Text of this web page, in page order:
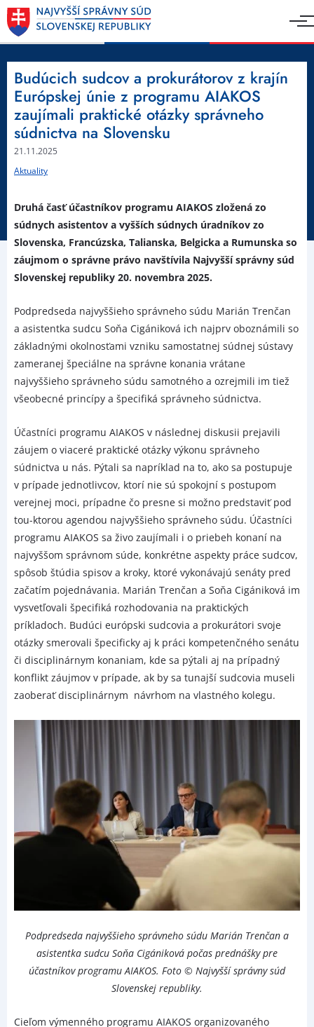
Budúcich sudcov a prokurátorov z krajín
Európskej únie z programu AIAKOS
zaujímali praktické otázky správneho
súdnictva na Slovensku
21.11.2025
Aktuality
Druhá časť účastníkov programu AIAKOS zložená zo
súdnych asistentov a vyšších súdnych úradníkov zo
Slovenska, Francúzska, Talianska, Belgicka a Rumunska so
záujmom o správne právo navštívila Najvyšší správny súd
Slovenskej republiky 20. novembra 2025.
Podpredseda najvyššieho správneho súdu Marián Trenčan
a asistentka sudcu Soňa Cigániková ich najprv oboznámili so
základnými okolnosťami vzniku samostatnej súdnej sústavy
zameranej špeciálne na správne konania vrátane
najvyššieho správneho súdu samotného a ozrejmili im tiež
všeobecné princípy a špecifiká správneho súdnictva.
Účastníci programu AIAKOS v následnej diskusii prejavili
záujem o viaceré praktické otázky výkonu správneho
súdnictva u nás. Pýtali sa napríklad na to, ako sa postupuje
v prípade jednotlivcov, ktorí nie sú spokojní s postupom
verejnej moci, prípadne čo presne si možno predstaviť pod
tou-ktorou agendou najvyššieho správneho súdu. Účastníci
programu AIAKOS sa živo zaujímali i o priebeh konaní na
najvyššom správnom súde, konkrétne aspekty práce sudcov,
spôsob štúdia spisov a kroky, ktoré vykonávajú senáty pred
začatím pojednávania. Marián Trenčan a Soňa Cigániková im
vysvetľovali špecifiká rozhodovania na praktických
príkladoch. Budúci európski sudcovia a prokurátori svoje
otázky smerovali špecificky aj k práci kompetenčného senátu
či disciplinárnym konaniam, kde sa pýtali aj na prípadný
konflikt záujmov v prípade, ak by sa tunajší sudcovia museli
zaoberať disciplinárnym návrhom na vlastného kolegu.
Podpredseda najvyššieho správneho súdu Marián Trenčan a
asistentka sudcu Soňa Cigániková počas prednášky pre
účastníkov programu AIAKOS. Foto © Najvyšší správny súd
Slovenskej republiky.
Cieľom výmenného programu AIAKOS organizovaného